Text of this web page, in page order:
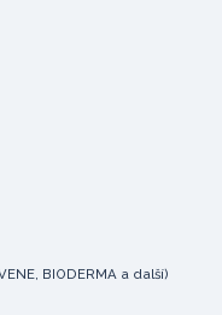
BIODERMA a další)